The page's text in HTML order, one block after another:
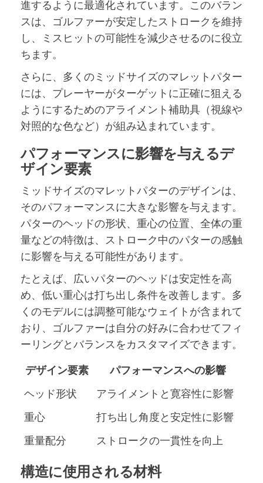
進するように最適化されています。このバラン
スは、ゴルファーが安定したストロークを維持
し、ミスヒットの可能性を減少させるのに役立
ちます。
さらに、多くのミッドサイズのマレットパター
には、プレーヤーがターゲットに正確に狙える
ようにするためのアライメント補助具（視線や
対照的な色など）が組み込まれています。
パフォーマンスに影響を与えるデ
ザイン要素
ミッドサイズのマレットパターのデザインは、
そのパフォーマンスに大きな影響を与えます。
パターのヘッドの形状、重心の位置、全体の重
量などの特徴は、ストローク中のパターの感触
に影響を与える可能性があります。
たとえば、広いパターのヘッドは安定性を高
め、低い重心は打ち出し条件を改善します。多
くのモデルには調整可能なウェイトが含まれて
おり、ゴルファーは自分の好みに合わせてフィ
ーリングとバランスをカスタマイズできます。
デザイン要素
パフォーマンスへの影響
ヘッド形状
アライメントと寛容性に影響
重心
打ち出し角度と安定性に影響
重量配分
ストロークの一貫性を向上
構造に使用される材料